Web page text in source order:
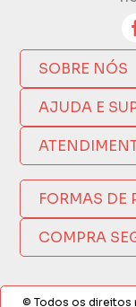
SOBRE NÓS
Quem
Compra
Como
Nossas Lojas
Política de
AJUDA E
Nosso
Trocas e
Formas de
Fretes e
Fabricantes
Termos de
(17) 3209-
FORMAS DE
COMPRA
© Todos os direitos